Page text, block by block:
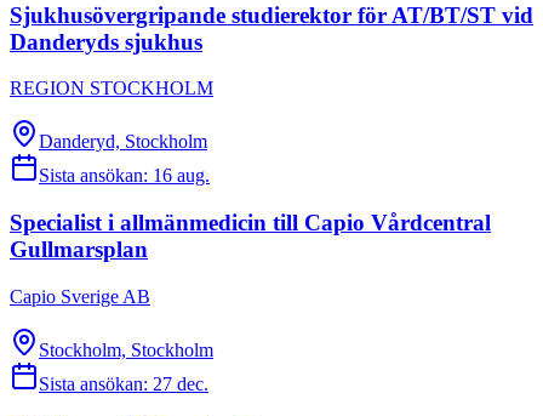
Sjukhusövergripande studierektor för AT/BT/ST vid
Danderyds sjukhus
REGION STOCKHOLM
Danderyd, Stockholm
Sista ansökan: 16 aug.
Specialist i allmänmedicin till Capio Vårdcentral
Gullmarsplan
Capio Sverige AB
Stockholm, Stockholm
Sista ansökan: 27 dec.